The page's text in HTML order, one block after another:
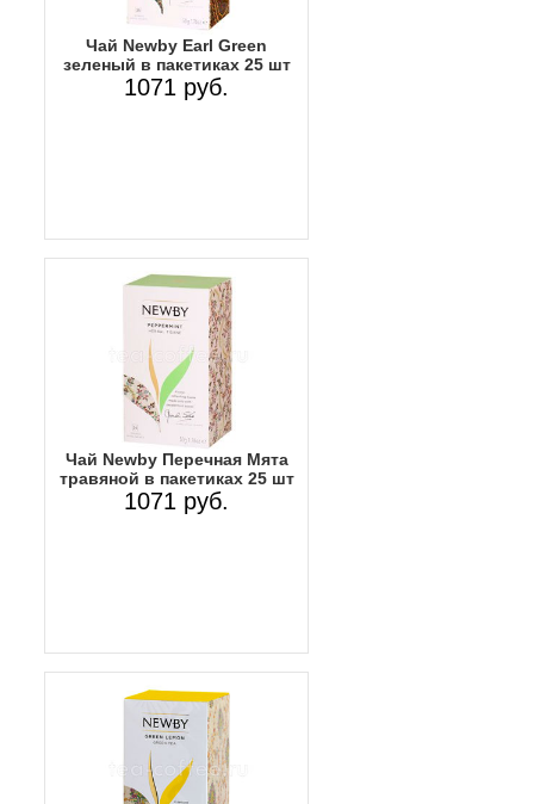
Чай Newby Earl Green
зеленый в пакетиках 25 шт
1071 руб.
Чай Newby Перечная Мята
травяной в пакетиках 25 шт
1071 руб.